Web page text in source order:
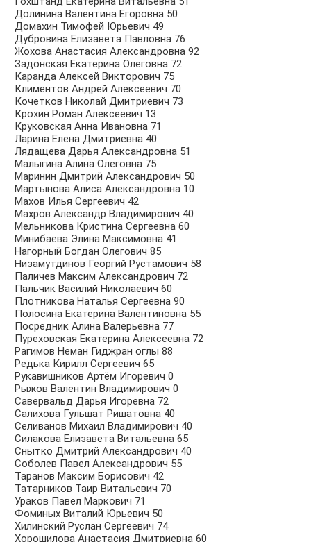
Долинина Валентина Егоровна 50
Домахин Тимофей Юрьевич 49
Дубровина Елизавета Павловна 76
Жохова Анастасия Александровна 92
Задонская Екатерина Олеговна 72
Каранда Алексей Викторович 75
Климентов Андрей Алексеевич 70
Кочетков Николай Дмитриевич 73
Крохин Роман Алексеевич 13
Круковская Анна Ивановна 71
Ларина Елена Дмитриевна 40
Лядащева Дарья Александровна 51
Малыгина Алина Олеговна 75
Маринин Дмитрий Александрович 50
Мартынова Алиса Александровна 10
Махов Илья Сергеевич 42
Махров Александр Владимирович 40
Мельникова Кристина Сергеевна 60
Минибаева Элина Максимовна 41
Нагорный Богдан Олегович 85
Низамутдинов Георгий Рустамович 58
Паличев Максим Александрович 72
Пальчик Василий Николаевич 60
Плотникова Наталья Сергеевна 90
Полосина Екатерина Валентиновна 55
Посредник Алина Валерьевна 77
Пуреховская Екатерина Алексеевна 72
Рагимов Неман Гиджран оглы 88
Редька Кирилл Сергеевич 65
Рукавишников Артём Игоревич 0
Рыжов Валентин Владимирович 0
Савервальд Дарья Игоревна 72
Салихова Гульшат Ришатовна 40
Селиванов Михаил Владимирович 40
Силакова Елизавета Витальевна 65
Снытко Дмитрий Александрович 40
Соболев Павел Александрович 55
Таранов Максим Борисович 42
Татарников Таир Витальевич 70
Ураков Павел Маркович 71
Фоминых Виталий Юрьевич 50
Хилинский Руслан Сергеевич 74
Хорошилова Анастасия Дмитриевна 60